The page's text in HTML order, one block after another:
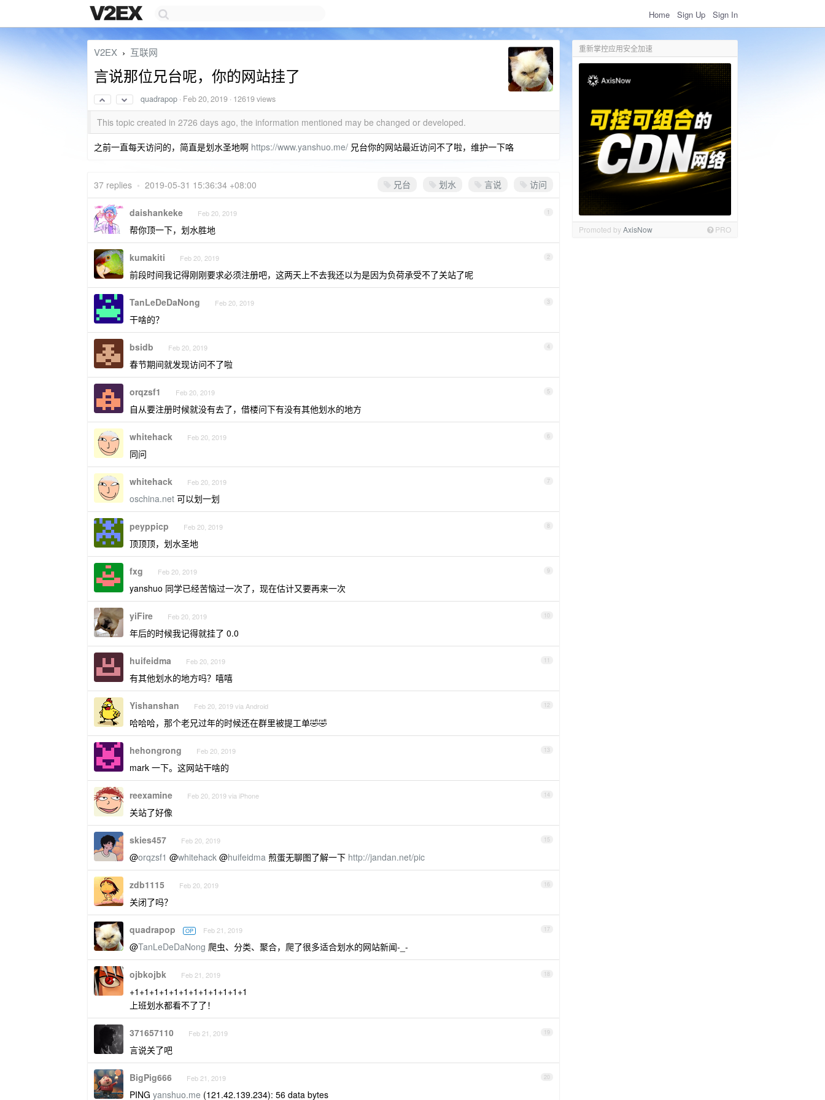
Home Sign Up Sign In
重新掌控应用安全加速
Promoted byAxisNow PRO
V2EX › 互联网
言说那位兄台呢，你的网站挂了
quadrapop · Feb 20, 2019 · 12619 views
This topic created in 2726 days ago, the information mentioned may be changed or developed.
之前一直每天访问的，简直是划水圣地啊 https://www.yanshuo.me/ 兄台你的网站最近访问不了啦，维护一下咯
兄台 划水 言说 访问
37 replies • 2019-05-31 15:36:34 +08:00
1
daishankeke Feb 20, 2019
帮你顶一下，划水胜地
2
kumakiti Feb 20, 2019
前段时间我记得刚刚要求必须注册吧，这两天上不去我还以为是因为负荷承受不了关站了呢
3
TanLeDeDaNong Feb 20, 2019
干啥的？
4
bsidb Feb 20, 2019
春节期间就发现访问不了啦
5
orqzsf1 Feb 20, 2019
自从要注册时候就没有去了，借楼问下有没有其他划水的地方
6
whitehack Feb 20, 2019
同问
7
whitehack Feb 20, 2019
oschina.net 可以划一划
8
peyppicp Feb 20, 2019
顶顶顶，划水圣地
9
fxg Feb 20, 2019
yanshuo 同学已经苦恼过一次了，现在估计又要再来一次
10
yiFire Feb 20, 2019
年后的时候我记得就挂了 0.0
11
huifeidma Feb 20, 2019
有其他划水的地方吗？嘻嘻
12
Yishanshan Feb 20, 2019 via Android
哈哈哈，那个老兄过年的时候还在群里被提工单🤣🤣
13
hehongrong Feb 20, 2019
mark 一下。这网站干啥的
14
reexamine Feb 20, 2019 via iPhone
关站了好像
15
skies457 Feb 20, 2019
@orqzsf1 @whitehack @huifeidma 煎蛋无聊图了解一下 http://jandan.net/pic
16
zdb1115 Feb 20, 2019
关闭了吗？
17
quadrapop OP Feb 21, 2019
@TanLeDeDaNong 爬虫、分类、聚合，爬了很多适合划水的网站新闻-_-
18
ojbkojbk Feb 21, 2019
+1+1+1+1+1+1+1+1+1+1+1+1
上班划水都看不了了！
19
371657110 Feb 21, 2019
言说关了吧
20
BigPig666 Feb 21, 2019
PING yanshuo.me (121.42.139.234): 56 data bytes